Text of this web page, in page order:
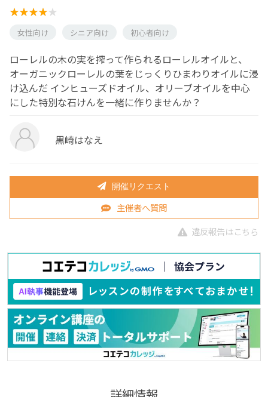
女性向け シニア向け 初心者向け
ローレルの木の実を搾って作られるローレルオイルと、
オーガニックローレルの葉をじっくりひまわりオイルに浸
け込んだ インヒューズドオイル、オリーブオイルを中心
にした特別な石けんを一緒に作りませんか？
黒崎はなえ
開催リクエスト
主催者へ質問
違反報告はこちら